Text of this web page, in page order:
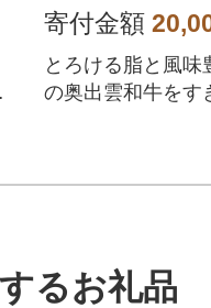
寄付金額
とろける脂と風味
の奥出雲和牛をす
るお礼品